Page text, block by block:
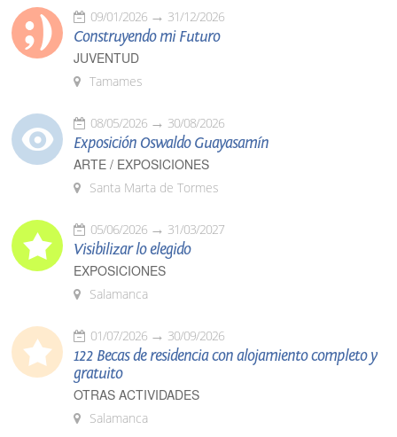
09/01/2026 31/12/2026
Construyendo mi Futuro
JUVENTUD
Tamames
08/05/2026 30/08/2026
Exposición Oswaldo Guayasamín
ARTE / EXPOSICIONES
Santa Marta de Tormes
05/06/2026 31/03/2027
Visibilizar lo elegido
EXPOSICIONES
Salamanca
01/07/2026 30/09/2026
122 Becas de residencia con alojamiento completo y
gratuito
OTRAS ACTIVIDADES
Salamanca